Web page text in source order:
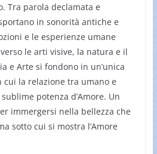
Tra parola declamata e
in sonorità antiche e
e le esperienze umane
le arti visive, la natura e il
e Arte si fondono in un’unica
cui la relazione tra umano e
potenza d’Amore. Un
immergersi nella bellezza che
sotto cui si mostra l’Amore